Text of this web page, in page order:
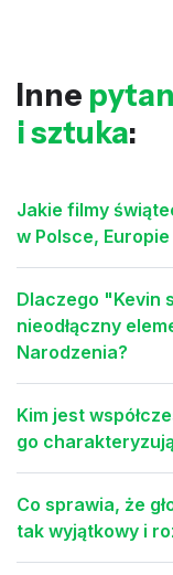
Inne
i sztuka:
Jakie filmy
w Polsce,
Dlaczego "Kevin
nieodłączny
Narodzenia?
Kim jest
go
Co sprawia, że
tak wyjątkowy i